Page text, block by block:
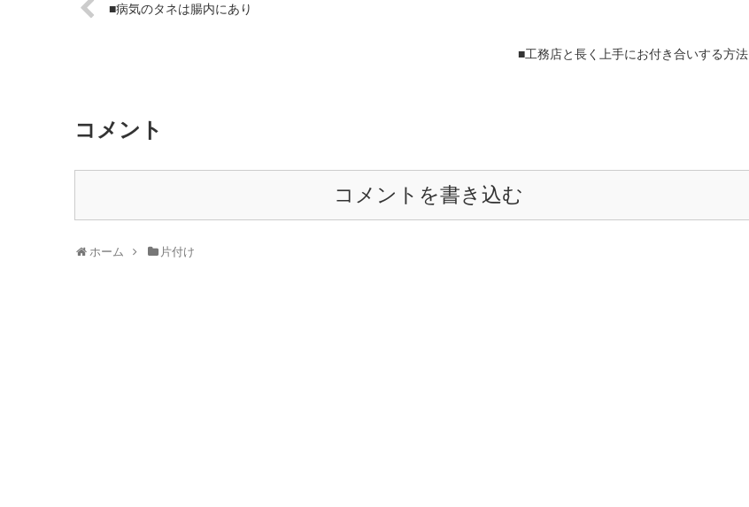
■病気のタネは腸内にあり
■工務店と長く上手にお付き合いする方法
コメント
コメントを書き込む
ホーム 片付け